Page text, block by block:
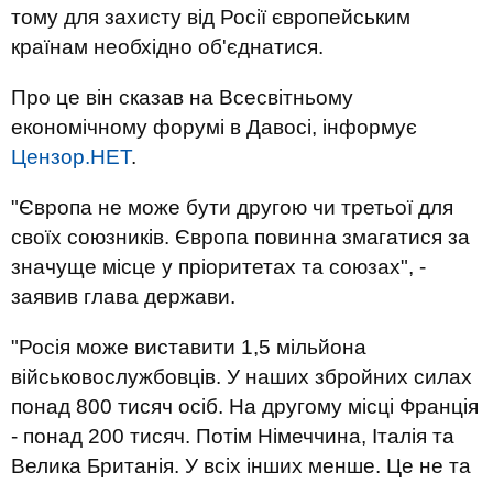
тому для захисту від Росії європейським
країнам необхідно об'єднатися.
Про це він сказав на Всесвітньому
економічному форумі в Давосі, інформує
Цензор.НЕТ.
"Європа не може бути другою чи третьої для
своїх союзників. Європа повинна змагатися за
значуще місце у пріоритетах та союзах", -
заявив глава держави.
"Росія може виставити 1,5 мільйона
військовослужбовців. У наших збройних силах
понад 800 тисяч осіб. На другому місці Франція
- понад 200 тисяч. Потім Німеччина, Італія та
Велика Британія. У всіх інших менше. Це не та